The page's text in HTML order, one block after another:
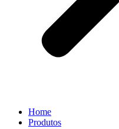
Home
Produtos